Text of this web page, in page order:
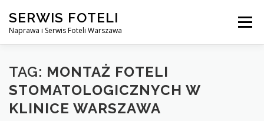
treści
SERWIS FOTELI
Naprawa i Serwis Foteli Warszawa
Menu
NAPRAWA FOTELI DENTYSTYCZNE I MEDYCZNE
CENNIK USŁUG O NAS KONTAKT
TAG: MONTAŻ FOTELI
STOMATOLOGICZNYCH W
KLINICE WARSZAWA